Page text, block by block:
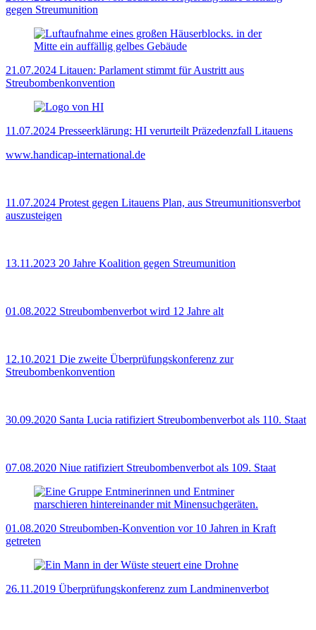
gegen Streumunition
21.07.2024 Litauen: Parlament stimmt für Austritt aus
Streubombenkonvention
11.07.2024 Presseerklärung: HI verurteilt Präzedenzfall Litauens
www.handicap-international.de
11.07.2024 Protest gegen Litauens Plan, aus Streumunitionsverbot
auszusteigen
13.11.2023 20 Jahre Koalition gegen Streumunition
01.08.2022 Streubombenverbot wird 12 Jahre alt
12.10.2021 Die zweite Überprüfungskonferenz zur
Streubombenkonvention
30.09.2020 Santa Lucia ratifiziert Streubombenverbot als 110. Staat
07.08.2020 Niue ratifiziert Streubombenverbot als 109. Staat
01.08.2020 Streubomben-Konvention vor 10 Jahren in Kraft
getreten
26.11.2019 Überprüfungskonferenz zum Landminenverbot